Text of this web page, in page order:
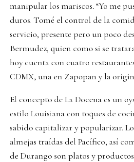
manipular los mariscos. “Yo me
duros. Tomé el control de la
servicio, presente pero un poco
Bermudez, quien como si se
hoy cuenta con cuatro
CDMX, una en Zapopan y la
El concepto de La Docena es un
estilo Louisiana con toques de
sabido capitalizar y popularizar.
almejas traídas del Pacífico, así
de Durango son platos y